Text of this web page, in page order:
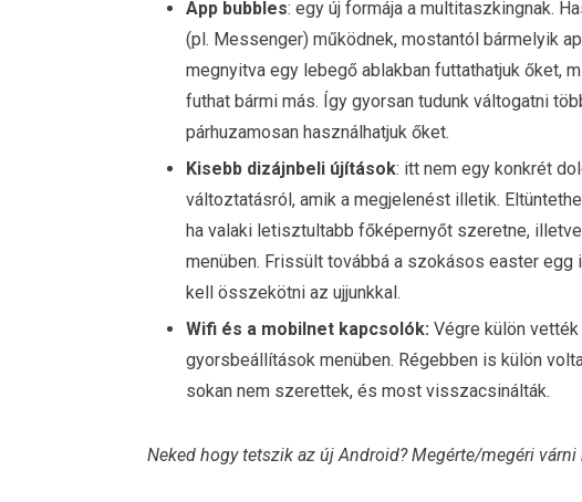
App bubbles: egy új formája a multitaszkingnak.
(pl. Messenger) működnek, mostantól bármelyik
megnyitva egy lebegő ablakban futtathatjuk őket,
futhat bármi más. Így gyorsan tudunk váltogatni
párhuzamosan használhatjuk őket.
Kisebb dizájnbeli újítások: itt nem egy konkrét
változtatásról, amik a megjelenést illetik.
ha valaki letisztultabb főképernyőt szeretne,
menüben. Frissült továbbá a szokásos easter
kell összekötni az ujjunkkal.
Wifi és a mobilnet kapcsolók: Végre külön
gyorsbeállítások menüben. Régebben is külön
sokan nem szerettek, és most visszacsinálták.
Neked hogy tetszik az új Android? Megérte/megéri várni